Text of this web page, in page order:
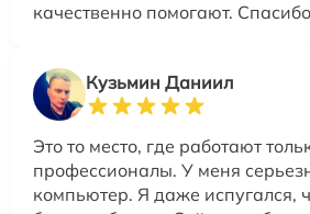
качественно помогают.
Кузьмин Даниил
Это то место, где работают
профессионалы. У меня
компьютер. Я даже испугался,